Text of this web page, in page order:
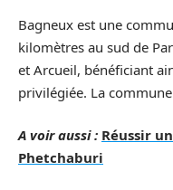
Bagneux est une
kilomètres au sud de
et Arcueil, bénéficiant
privilégiée. La
A voir aussi : Réussir
Phetchaburi